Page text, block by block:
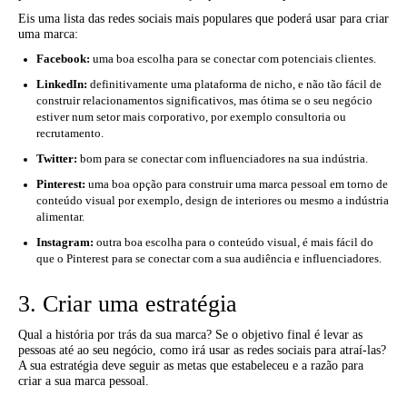
Eis uma lista das redes sociais mais populares que poderá usar para criar
uma marca:
Facebook: uma boa escolha para se conectar com potenciais clientes.
LinkedIn: definitivamente uma plataforma de nicho, e não tão fácil de
construir relacionamentos significativos, mas ótima se o seu negócio
estiver num setor mais corporativo, por exemplo consultoria ou
recrutamento.
Twitter: bom para se conectar com influenciadores na sua indústria.
Pinterest: uma boa opção para construir uma marca pessoal em torno de
conteúdo visual por exemplo, design de interiores ou mesmo a indústria
alimentar.
Instagram: outra boa escolha para o conteúdo visual, é mais fácil do
que o Pinterest para se conectar com a sua audiência e influenciadores.
3. Criar uma estratégia
Qual a história por trás da sua marca? Se o objetivo final é levar as
pessoas até ao seu negócio, como irá usar as redes sociais para atraí-las?
A sua estratégia deve seguir as metas que estabeleceu e a razão para
criar a sua marca pessoal.